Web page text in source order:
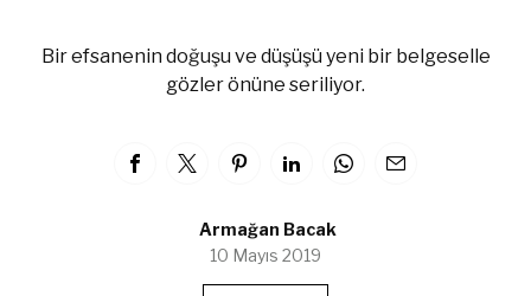
Bir efsanenin doğuşu ve düşüşü yeni bir belgeselle
gözler önüne seriliyor.
Armağan Bacak
10 Mayıs 2019